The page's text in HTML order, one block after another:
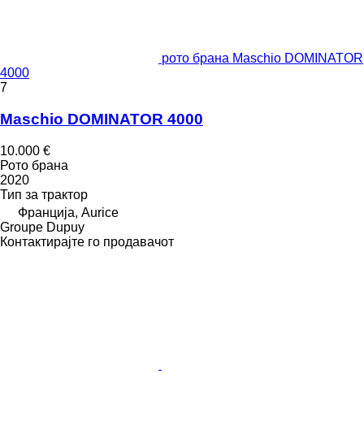
рото брана Maschio DOMINATOR
4000
7
Maschio DOMINATOR 4000
10.000 €
Рото брана
2020
Тип за трактор
Франција, Aurice
Groupe Dupuy
Контактирајте го продавачот